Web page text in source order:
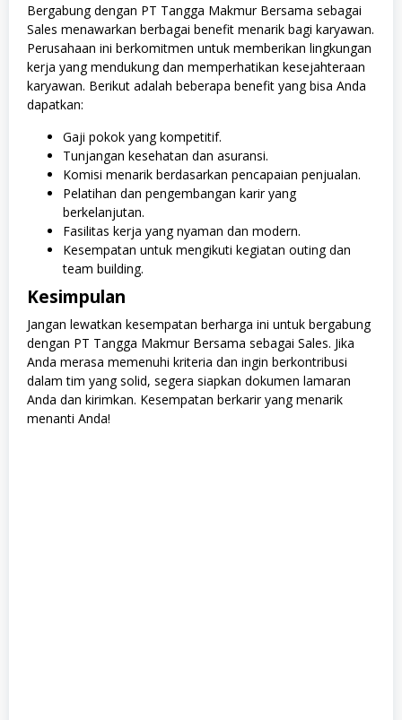
Bergabung dengan PT Tangga Makmur Bersama sebagai
Sales menawarkan berbagai benefit menarik bagi karyawan.
Perusahaan ini berkomitmen untuk memberikan lingkungan
kerja yang mendukung dan memperhatikan kesejahteraan
karyawan. Berikut adalah beberapa benefit yang bisa Anda
dapatkan:
Gaji pokok yang kompetitif.
Tunjangan kesehatan dan asuransi.
Komisi menarik berdasarkan pencapaian penjualan.
Pelatihan dan pengembangan karir yang
berkelanjutan.
Fasilitas kerja yang nyaman dan modern.
Kesempatan untuk mengikuti kegiatan outing dan
team building.
Kesimpulan
Jangan lewatkan kesempatan berharga ini untuk bergabung
dengan PT Tangga Makmur Bersama sebagai Sales. Jika
Anda merasa memenuhi kriteria dan ingin berkontribusi
dalam tim yang solid, segera siapkan dokumen lamaran
Anda dan kirimkan. Kesempatan berkarir yang menarik
menanti Anda!